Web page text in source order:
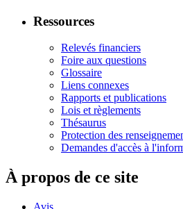
Ressources
Relevés financiers
Foire aux questions
Glossaire
Liens connexes
Rapports et publications
Lois et règlements
Thésaurus
Protection des
Demandes d'accès à
À propos de ce site